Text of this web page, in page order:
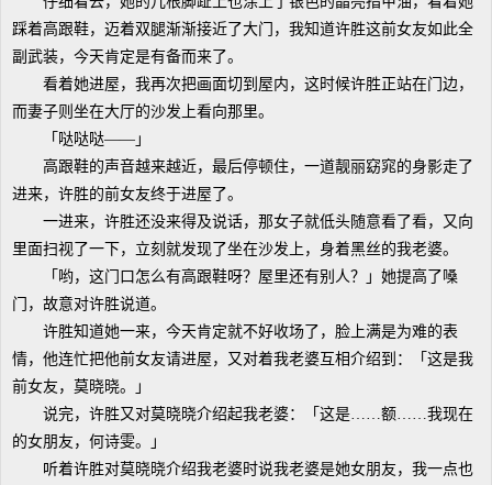
踩着高跟鞋，迈着双腿渐渐接近了大门，我知道许胜这前女友如此全
副武装，今天肯定是有备而来了。
看着她进屋，我再次把画面切到屋内，这时候许胜正站在门边，
而妻子则坐在大厅的沙发上看向那里。
「哒哒哒——」
高跟鞋的声音越来越近，最后停顿住，一道靓丽窈窕的身影走了
进来，许胜的前女友终于进屋了。
一进来，许胜还没来得及说话，那女子就低头随意看了看，又向
里面扫视了一下，立刻就发现了坐在沙发上，身着黑丝的我老婆。
「哟，这门口怎么有高跟鞋呀？屋里还有别人？」她提高了嗓
门，故意对许胜说道。
许胜知道她一来，今天肯定就不好收场了，脸上满是为难的表
情，他连忙把他前女友请进屋，又对着我老婆互相介绍到：「这是我
前女友，莫晓晓。」
说完，许胜又对莫晓晓介绍起我老婆：「这是……额……我现在
的女朋友，何诗雯。」
听着许胜对莫晓晓介绍我老婆时说我老婆是她女朋友，我一点也